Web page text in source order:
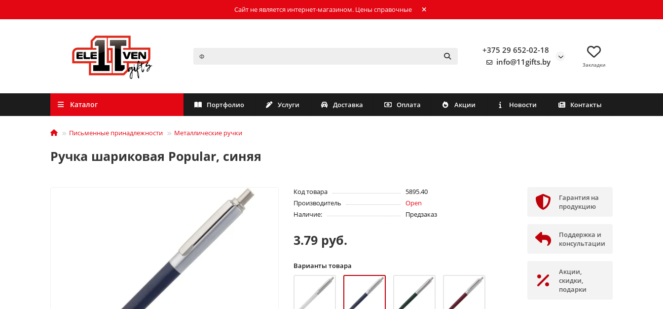
Сайт не является интернет-магазином. Цены справочные
+375 29 652-02-18
info@11gifts.by
Закладки
Каталог Портфолио Услуги Доставка Оплата Акции Новости Контакты
Письменные принадлежности Металлические ручки
Ручка шариковая Popular, синяя
Код товара
5895.40
Производитель
Open
Наличие:
Предзаказ
3.79 руб.
Варианты товара
Гарантия на
продукцию
Поддержка и
консультации
Акции,
скидки,
подарки